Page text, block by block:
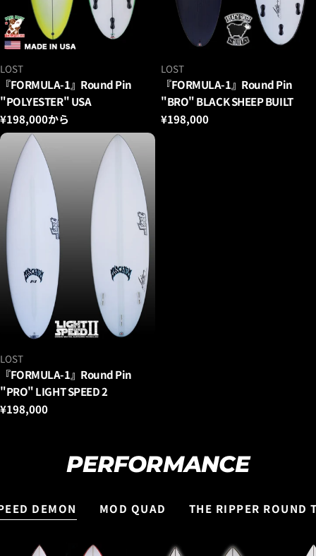
ベ
ン
ダ
ー：
LOST
『FORMULA-1』Round Pin
"POLYESTER" USA
通
常
¥198,000から
ベ
ン
ダ
ー：
LOST
『FORMULA-1』Round Pin
"BRO" BLACK SHEEP BUILT
通
¥198,000
ベ
ン
ダ
ー：
LOST
『FORMULA-1』Round Pin
"PRO" LIGHT SPEED 2
通
¥198,000
PERFORMANCE
DEMON MOD QUAD THE RIPPER ROUND